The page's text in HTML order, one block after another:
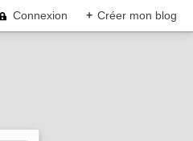
Connexion + Créer mon blog